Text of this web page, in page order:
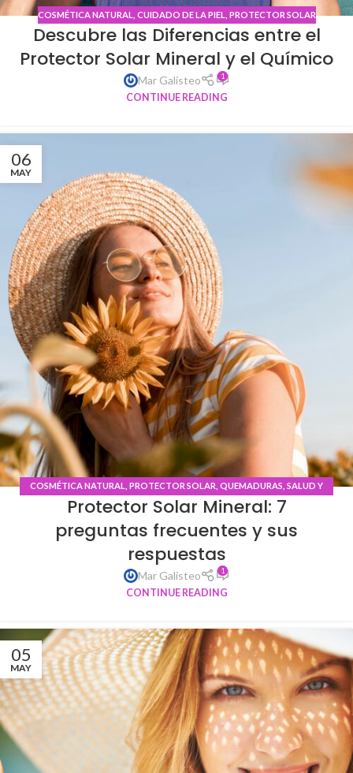
COSMÉTICA NATURAL CUIDADO DE LA PIEL PROTECTOR SOLAR
Descubre las Diferencias entre el
Protector Solar Mineral y el Químico
Mar Galisteo 1
CONTINUE READING
06
MAY
COSMÉTICA NATURAL PROTECTOR SOLAR QUEMADURAS SALUD Y
BIENESTAR
Protector Solar Mineral: 7
preguntas frecuentes y sus
respuestas
Mar Galisteo 1
CONTINUE READING
05
MAY